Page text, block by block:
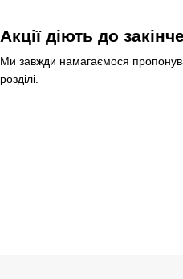
Акції діють до
Ми завжди намагаємося
розділі.